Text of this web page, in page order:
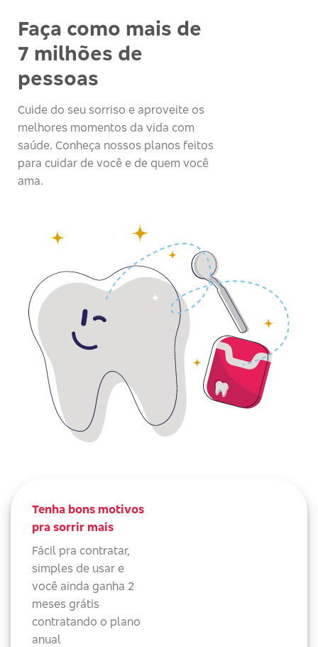
Faça como mais de
7 milhões de
pessoas
Cuide do seu sorriso e aproveite os
melhores momentos da vida com
saúde. Conheça nossos planos feitos
para cuidar de você e de quem você
ama.
Tenha bons motivos
pra sorrir mais
Fácil pra contratar,
simples de usar e
você ainda ganha 2
meses grátis
contratando o plano
anual